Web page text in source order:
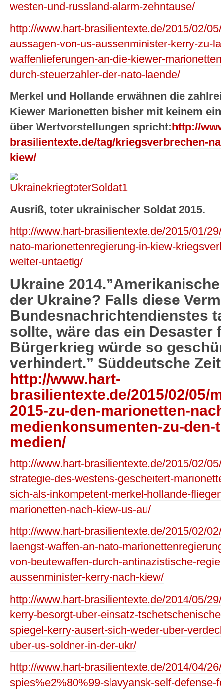
westen-und-russland-alarm-zehntause/
http://www.hart-brasilientexte.de/2015/02/
aussagen-von-us-aussenminister-kerry-zu-
waffenlieferungen-an-die-kiewer-
durch-steuerzahler-der-nato-laende/
Merkel und Hollande erwähnen die
Kiewer Marionetten bisher mit keinem
über Wertvorstellungen spricht: http://
brasilientexte.de/tag/kriegsverbrechen-
kiew/
Ausriß, toter ukrainischer Soldat 2015.
http://www.hart-brasilientexte.de/2015/01/
nato-marionettenregierung-in-kiew-
weiter-untaetig/
Ukraine
der Ukraine? Falls diese
Bundesnachrichtendienstes
sollte, wäre das ein Desaster
Bürgerkrieg würde so
verhindert.” Süddeutsche
http://www.hart-
brasilientexte.de/2015/02/05/
2015-zu-den-marionetten-
medienkonsumenten-zu-
medien/
http://www.hart-brasilientexte.de/2015/02/
strategie-des-westens-gescheitert-
sich-als-inkompetent-merkel-hollande-
marionetten-nach-kiew-us-au/
http://www.hart-brasilientexte.de/2015/02/
laengst-waffen-an-nato-
von-beutewaffen-durch-antinazistische-
aussenminister-kerry-nach-kiew/
http://www.hart-brasilientexte.de/2014/05/
kerry-besorgt-uber-einsatz-
spiegel-kerry-ausert-sich-weder-uber-
uber-us-soldner-in-der-ukr/
http://www.hart-brasilientexte.de/2014/04/
spies%e2%80%99-slavyansk-self-defense-